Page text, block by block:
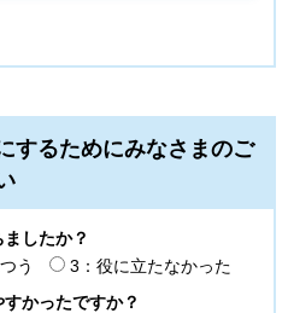
するためにみなさまのご
したか？
う
3：役に立たなかった
かったですか？